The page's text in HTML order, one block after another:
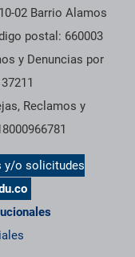
02 Barrio Alamos
postal: 660003
y Denuncias por
Reclamos y
y/o solicitudes